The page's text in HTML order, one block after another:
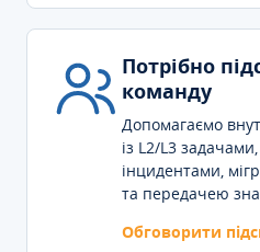
Потрібно
команду
Допомагаємо
із L2/L3
інцидентами,
та передачею
Обговорити